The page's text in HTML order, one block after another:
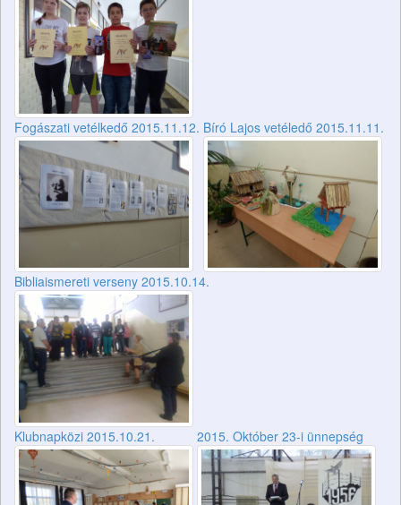
Fogászati vetélkedő 2015.11.12. Bíró Lajos vetéledő 2015.11.11.
Bibliaismereti verseny 2015.10.14.
Klubnapközi 2015.10.21. 2015. Október 23-i ünnepség